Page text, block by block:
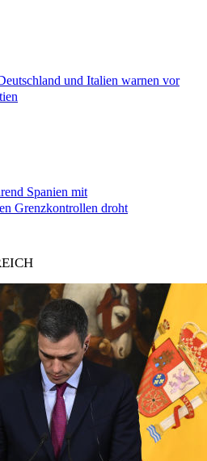
und Italien warnen vor
Spanien mit
Grenzkontrollen droht